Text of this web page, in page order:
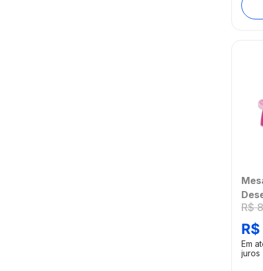
e
R$
R$
Em
juros